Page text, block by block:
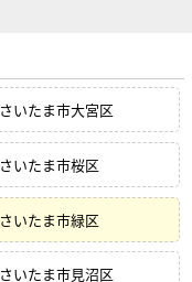
さいたま市大宮区
さいたま市桜区
さいたま市緑区
さいたま市見沼区